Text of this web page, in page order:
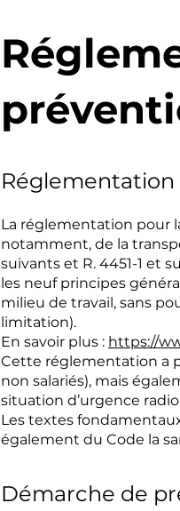
Réglementation
La réglementation pour
notamment, de la
suivants et R. 4451-1 et
les neuf principes
milieu de travail, sans
limitation).
En savoir plus : https://
Cette réglementation a
non salariés), mais
situation d’urgence
Les textes
également du Code la
Démarche de